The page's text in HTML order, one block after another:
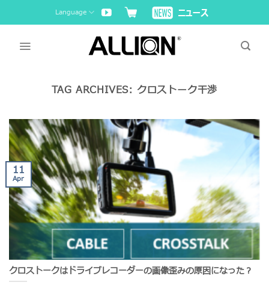
to
Language
TAG ARCHIVES: クロストーク干渉
クロストークはドライブレコーダーの画像歪みの原因になった？
11
Apr